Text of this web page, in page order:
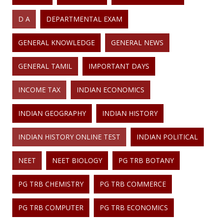
D A DEPARTMENTAL EXAM
GENERAL KNOWLEDGE GENERAL NEWS
GENERAL TAMIL IMPORTANT DAYS
INCOME TAX INDIAN ECONOMICS
INDIAN GEOGRAPHY INDIAN HISTORY
INDIAN HISTORY ONLINE TEST INDIAN POLITICAL
NEET NEET BIOLOGY PG TRB BOTANY
PG TRB CHEMISTRY PG TRB COMMERCE
PG TRB COMPUTER PG TRB ECONOMICS